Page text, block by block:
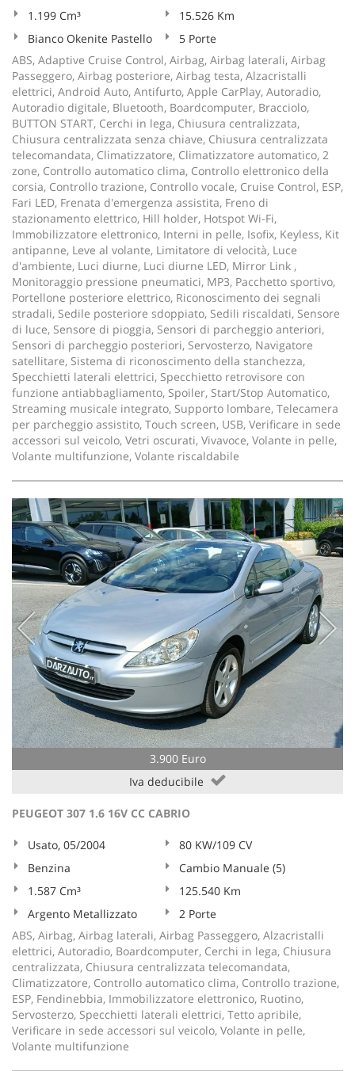
1.199 Cm³
15.526 Km
Bianco Okenite Pastello
5 Porte
ABS, Adaptive Cruise Control, Airbag, Airbag laterali, Airbag
Passeggero, Airbag posteriore, Airbag testa, Alzacristalli
elettrici, Android Auto, Antifurto, Apple CarPlay, Autoradio,
Autoradio digitale, Bluetooth, Boardcomputer, Bracciolo,
BUTTON START, Cerchi in lega, Chiusura centralizzata,
Chiusura centralizzata senza chiave, Chiusura centralizzata
telecomandata, Climatizzatore, Climatizzatore automatico, 2
zone, Controllo automatico clima, Controllo elettronico della
corsia, Controllo trazione, Controllo vocale, Cruise Control, ESP,
Fari LED, Frenata d'emergenza assistita, Freno di
stazionamento elettrico, Hill holder, Hotspot Wi-Fi,
Immobilizzatore elettronico, Interni in pelle, Isofix, Keyless, Kit
antipanne, Leve al volante, Limitatore di velocità, Luce
d'ambiente, Luci diurne, Luci diurne LED, Mirror Link ,
Monitoraggio pressione pneumatici, MP3, Pacchetto sportivo,
Portellone posteriore elettrico, Riconoscimento dei segnali
stradali, Sedile posteriore sdoppiato, Sedili riscaldati, Sensore
di luce, Sensore di pioggia, Sensori di parcheggio anteriori,
Sensori di parcheggio posteriori, Servosterzo, Navigatore
satellitare, Sistema di riconoscimento della stanchezza,
Specchietti laterali elettrici, Specchietto retrovisore con
funzione antiabbagliamento, Spoiler, Start/Stop Automatico,
Streaming musicale integrato, Supporto lombare, Telecamera
per parcheggio assistito, Touch screen, USB, Verificare in sede
accessori sul veicolo, Vetri oscurati, Vivavoce, Volante in pelle,
Volante multifunzione, Volante riscaldabile
3.900 Euro
Iva deducibile
PEUGEOT 307 1.6 16V CC CABRIO
Usato, 05/2004
80 KW/109 CV
Benzina
Cambio Manuale (5)
1.587 Cm³
125.540 Km
Argento Metallizzato
2 Porte
ABS, Airbag, Airbag laterali, Airbag Passeggero, Alzacristalli
elettrici, Autoradio, Boardcomputer, Cerchi in lega, Chiusura
centralizzata, Chiusura centralizzata telecomandata,
Climatizzatore, Controllo automatico clima, Controllo trazione,
ESP, Fendinebbia, Immobilizzatore elettronico, Ruotino,
Servosterzo, Specchietti laterali elettrici, Tetto apribile,
Verificare in sede accessori sul veicolo, Volante in pelle,
Volante multifunzione